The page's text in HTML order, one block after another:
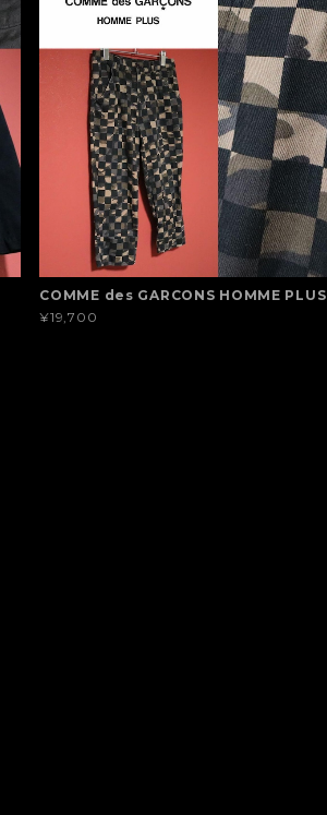
COMME des GARCONS HOMME PLUS
¥19,700